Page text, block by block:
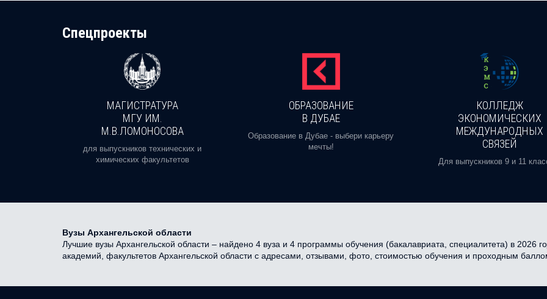
Cпецпроекты
МАГИСТРАТУРА
МГУ ИМ.
М.В.ЛОМОНОСОВА
для выпускников технических и
химических факультетов
ОБРАЗОВАНИЕ
В ДУБАЕ
Образование в Дубае - выбери карьеру
мечты!
КОЛЛЕДЖ
ЭКОНОМИЧЕСКИХ
МЕЖДУНАРОДНЫХ
СВЯЗЕЙ
Для выпускников 9 и 11
Вузы Архангельской области
Лучшие вузы Архангельской области – найдено 4 вуза и 4 программы обучения (бакалавриата, специалитета) в 2026
академий, факультетов Архангельской области с адресами, отзывами, фото, стоимостью обучения и проходным